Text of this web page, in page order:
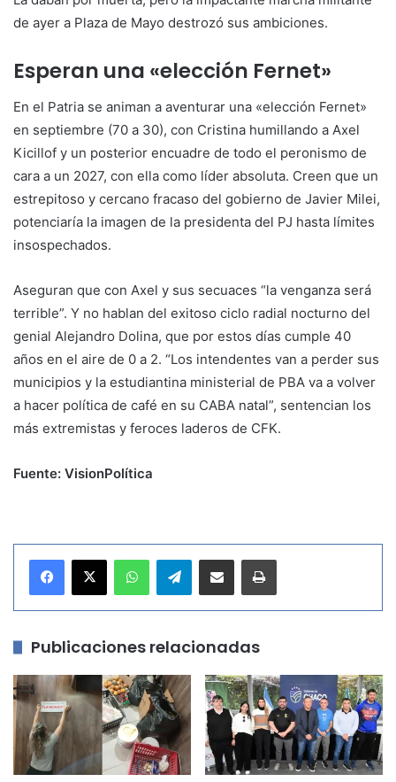
de ayer a Plaza de Mayo destrozó sus ambiciones.
Esperan una «elección Fernet»
En el Patria se animan a aventurar una «elección Fernet»
en septiembre (70 a 30), con Cristina humillando a Axel
Kicillof y un posterior encuadre de todo el peronismo de
cara a un 2027, con ella como líder absoluta. Creen que un
estrepitoso y cercano fracaso del gobierno de Javier Milei,
potenciaría la imagen de la presidenta del PJ hasta límites
insospechados.
Aseguran que con Axel y sus secuaces “la venganza será
terrible”. Y no hablan del exitoso ciclo radial nocturno del
genial Alejandro Dolina, que por estos días cumple 40
años en el aire de 0 a 2. “Los intendentes van a perder sus
municipios y la estudiantina ministerial de PBA va a volver
a hacer política de café en su CABA natal”, sentencian los
más extremistas y feroces laderos de CFK.
Fuente: VisionPolítica
Telegram
Publicaciones relacionadas